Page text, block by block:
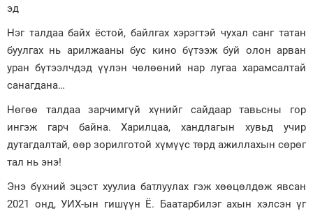
эд
Нэг талдаа байх ёстой, байлгах хэрэгтэй чухал санг татан
буулгах нь арилжааны бус кино бүтээж буй олон арван
уран бүтээлчдэд үүлэн чөлөөний нар лугаа харамсалтай
санагдана…
Нөгөө талдаа зарчимгүй хүнийг сайдаар тавьсны гор
ингэж гарч байна. Харилцаа, хандлагын хувьд учир
дутагдалтай, өөр зорилготой хүмүүс төрд ажиллахын сөрөг
тал нь энэ!
Энэ бүхний эцэст хуулиа батлуулах гэж хөөцөлдөж явсан
2021 онд, УИХ-ын гишүүн Ё. Баатарбилэг ахын хэлсэн үг